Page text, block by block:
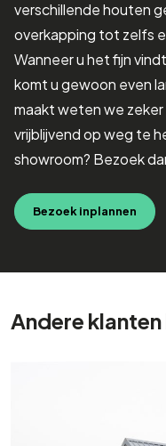
verschillende houten
overkapping tot zelfs
Wanneer u het fijn
komt u gewoon even
maakt weten we
vrijblijvend op weg te
showroom? Bezoek
Bezoek inplannen
Andere